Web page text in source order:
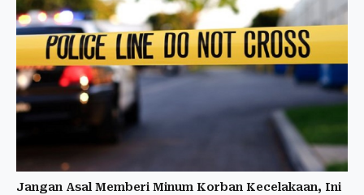
Jangan Asal Memberi Minum Korban Kecelakaan, Ini